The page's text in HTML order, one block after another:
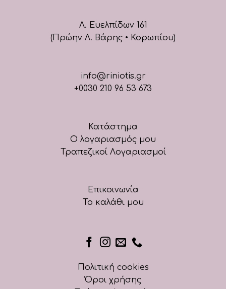
Λ. Ευελπίδων 161
(Πρώην Λ. Βάρης • Κορωπίου)
info@riniotis.gr
+0030 210 96 53 673
Κατάστημα
Ο λογαριασμός μου
Τραπεζικοί Λογαριασμοί
Επικοινωνία
Το καλάθι μου
Πολιτική cookies
Όροι χρήσης